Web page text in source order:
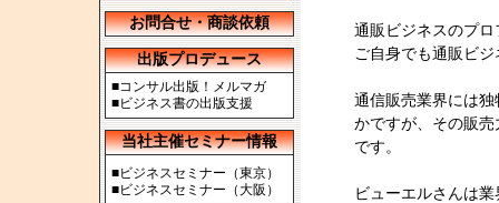
お問合せ・商談依頼
出版プロデュース
■コンサル出版！メルマガ
■ビジネス書の出版支援
当社主催セミナー情報
■ビジネスセミナー（東京）
■ビジネスセミナー（大阪）
通販ビジネスのプ
ご自身でも通販ビ
通信販売業界には
かですが、その販
です。
ビューエルさんは